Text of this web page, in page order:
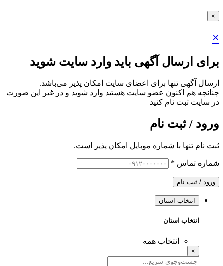
×
×
برای ارسال آگهی باید وارد سایت شوید
ارسال آگهی تنها برای اعضای سایت امکان پذیر می‌باشد.
چنانچه هم‌ اکنون عضو سایت هستید وارد شوید و در غیر این صورت
در سایت ثبت نام کنید
ورود / ثبت نام
ثبت نام تنها با شماره موبایل امکان پذیر است.
شماره تماس *
ورود / ثبت نام
انتخاب استان
انتخاب استان
انتخاب همه
×